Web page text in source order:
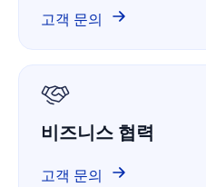
GitHub의 ComPDF
고객 문의
비즈니스 협력
고객 문의